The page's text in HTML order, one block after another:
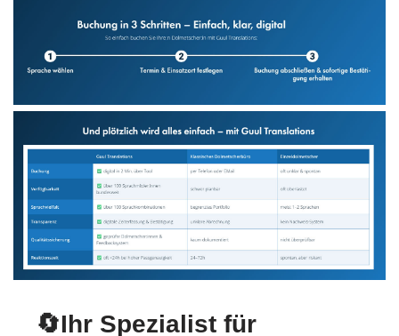
🔄Ihr Spezialist für